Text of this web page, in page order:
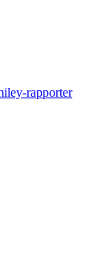
rapporter